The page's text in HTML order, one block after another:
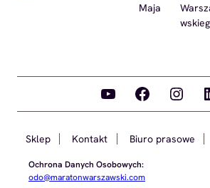
Maja
YouTube Facebook Instagram LinkedIn
Sklep Kontakt Biuro prasowe
Ochrona Danych Osobowych:
odo@maratonwarszawski.com